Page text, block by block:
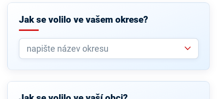
Jak se volilo ve vašem okrese?